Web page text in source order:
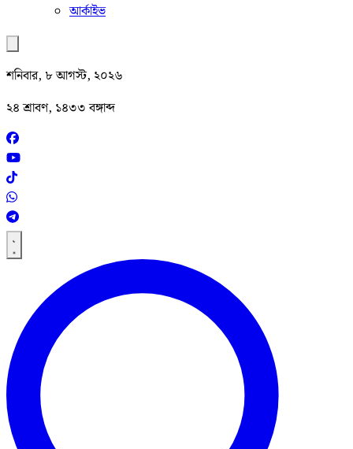
আর্কাইভ
শনিবার, ৮ আগস্ট, ২০২৬
২৪ শ্রাবণ, ১৪৩৩ বঙ্গাব্দ